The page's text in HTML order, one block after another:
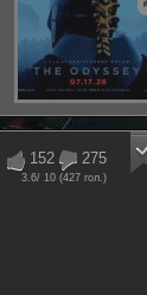
152 275
3.6/ 10 (427 гол.)